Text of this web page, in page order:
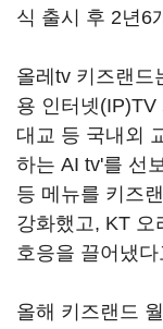
식 출시 후 2년6
올레tv 키즈랜드
용 인터넷
대교 등 국내외
하는 AI tv'를 선
등 메뉴를 키즈
강화했고, KT 오
호응을 끌어냈
올해 키즈랜드